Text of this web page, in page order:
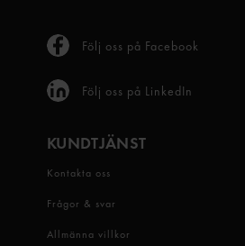
Följ oss på Facebook
Följ oss på LinkedIn
KUNDTJÄNST
Kontakta oss
Frågor & svar
Allmänna villkor